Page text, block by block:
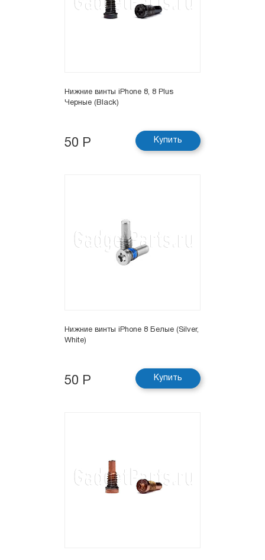
Нижние винты iPhone 8, 8 Plus
Черные (Black)
50 Р Купить
Нижние винты iPhone 8 Белые (Silver,
White)
50 Р Купить